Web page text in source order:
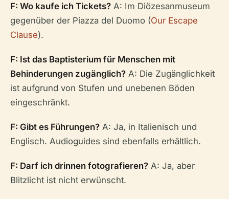
F: Wo kaufe ich Tickets? A: Im Diözesanmuseum
gegenüber der Piazza del Duomo (Our Escape
Clause).
F: Ist das Baptisterium für Menschen mit
Behinderungen zugänglich? A: Die Zugänglichkeit
ist aufgrund von Stufen und unebenen Böden
eingeschränkt.
F: Gibt es Führungen? A: Ja, in Italienisch und
Englisch. Audioguides sind ebenfalls erhältlich.
F: Darf ich drinnen fotografieren? A: Ja, aber
Blitzlicht ist nicht erwünscht.